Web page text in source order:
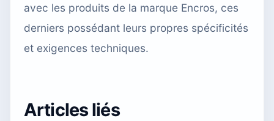
avec les produits de la marque Encros, ces
derniers possédant leurs propres spécificités
et exigences techniques.
Articles liés